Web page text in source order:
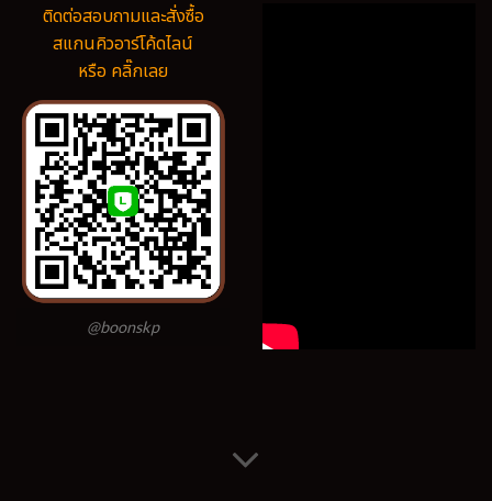
ติดต่อสอบถามและสั่งซื้อ
สแกนคิวอาร์โค้ดไลน์
หรือ คลิ๊กเลย
@boonskp